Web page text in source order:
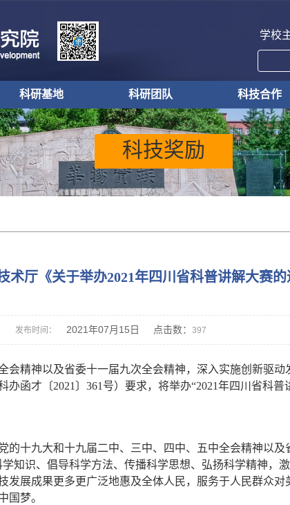
学校
科研基地
科研基地
科研团队
科研团队
科技合作
校企合作
校地合作
成果转化
科技奖励
术厅《关于举办2021年四川省科普讲解大赛的
发布时间： 2021年07月15日 点击数： 397
会精神以及省委十一届九次全会精神，深入实施创新驱
办函才〔2021 〕 361 号）要求，将举办“2021年四川省科普
十九大和十九届二中、三中、四中、五中全会精神以
知识、倡导科学方法、传播科学思想、弘扬科学精神，
展成果更多更广泛地惠及全体人民，服务于人民群众对
国梦。